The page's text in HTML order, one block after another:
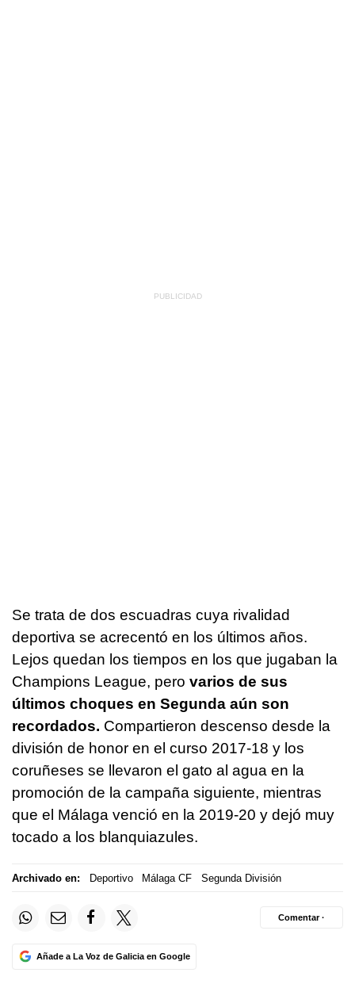
Se trata de dos escuadras cuya rivalidad
deportiva se acrecentó en los últimos años.
Lejos quedan los tiempos en los que jugaban la
Champions League, pero varios de sus
últimos choques en Segunda aún son
recordados. Compartieron descenso desde la
división de honor en el curso 2017-18 y los
coruñeses se llevaron el gato al agua en la
promoción de la campaña siguiente, mientras
que el Málaga venció en la 2019-20 y dejó muy
tocado a los blanquiazules.
Archivado en: Deportivo Málaga CF Segunda División
Añade a La Voz de Galicia en Google
Comentar ·